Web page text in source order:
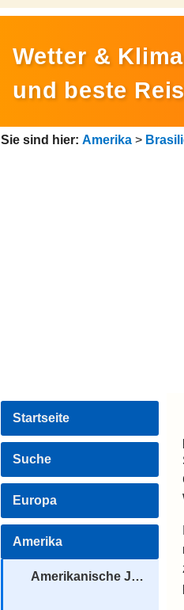
Wetter &
und beste
Sie sind hier: Amerika >
Startseite
Suche
Europa
Amerika
Amerikanische Jungferninseln